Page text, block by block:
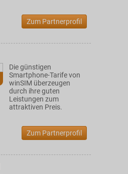
Zum Partnerprofil
Die günstigen
Smartphone-Tarife von
winSIM überzeugen
durch ihre guten
Leistungen zum
attraktiven Preis.
Zum Partnerprofil